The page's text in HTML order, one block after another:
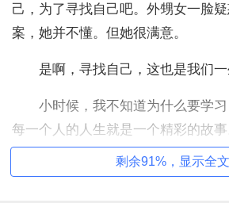
己，为了寻找自己吧。外甥女一脸
案，她并不懂。但她很满意。
是啊，寻找自己，这也是我们一
小时候，我不知道为什么要学习
每一个人的人生就是一个精彩的故
事，仿佛自己正在体验不一样的生活
是觉得大家都在努力地学习，自己
剩余91%，显示全